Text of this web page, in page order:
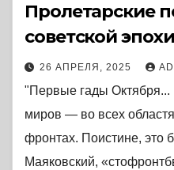
Пролетарские
советской
26 АПРЕЛЯ, 2025
"Первые гады Октября...
миров — во всех
фронтах. Поистине, это
Маяковский,